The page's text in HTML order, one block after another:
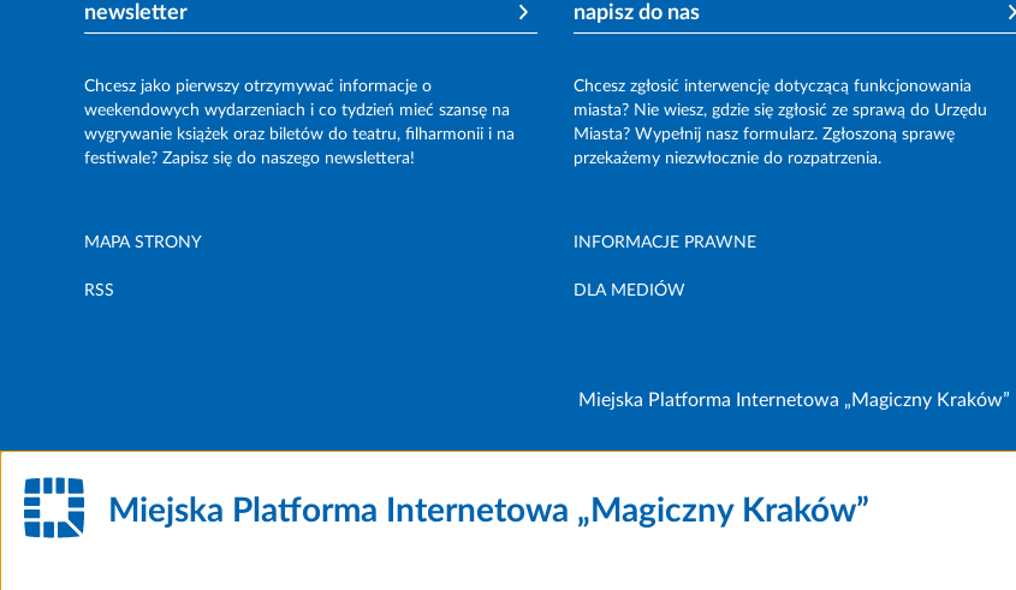
newsletter
Chcesz jako pierwszy otrzymywać informacje o
weekendowych wydarzeniach i co tydzień mieć szansę na
wygrywanie książek oraz biletów do teatru, filharmonii i na
festiwale? Zapisz się do naszego newslettera!
napisz do nas
Chcesz zgłosić interwencję dotyczącą funkcjonowania
miasta? Nie wiesz, gdzie się zgłosić ze sprawą do Urzędu
Miasta? Wypełnij nasz formularz. Zgłoszoną sprawę
przekażemy niezwłocznie do rozpatrzenia.
MAPA STRONY INFORMACJE PRAWNE
RSS DLA MEDIÓW
Miejska Platforma Internetowa „Magiczny Kraków”
Miejska Platforma Internetowa „Magiczny Kraków”